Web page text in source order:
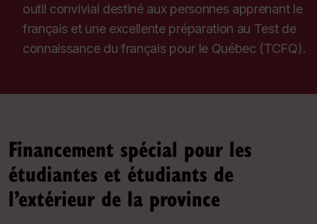
outil convivial destiné aux personnes apprenant le
français et une excellente préparation au Test de
connaissance du français pour le Québec (TCFQ).
Financement spécial pour les
étudiantes et étudiants de
l’extérieur de la province